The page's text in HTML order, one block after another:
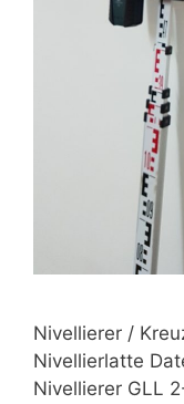
Nivellierer /
Nivellierlatte
Nivellierer GLL